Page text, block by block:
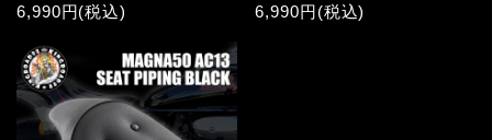
6,990円(税込)
6,990円(税込)